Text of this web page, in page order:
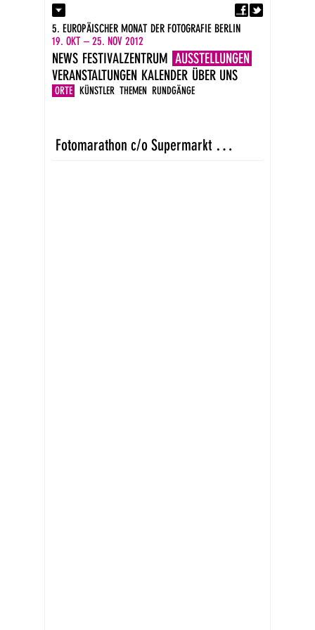
Kontakt
Presse
Impressum
DE
EN
5. EUROPÄISCHER MONAT DER FOTOGRAFIE BERLIN
19. OKT – 25. NOV 2012
NEWS FESTIVALZENTRUM AUSSTELLUNGEN
ORTE KÜNSTLER THEMEN RUNDGÄNGE
VERANSTALTUNGEN KALENDER ÜBER UNS
F
otomarathon c/o Supermarkt Wedding